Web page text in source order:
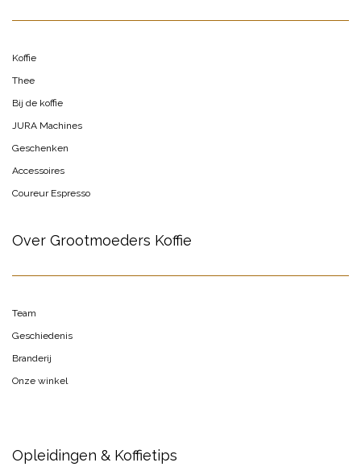
Koffie
Thee
Bij de koffie
JURA Machines
Geschenken
Accessoires
Coureur Espresso
Over Grootmoeders Koffie
Team
Geschiedenis
Branderij
Onze winkel
Opleidingen & Koffietips